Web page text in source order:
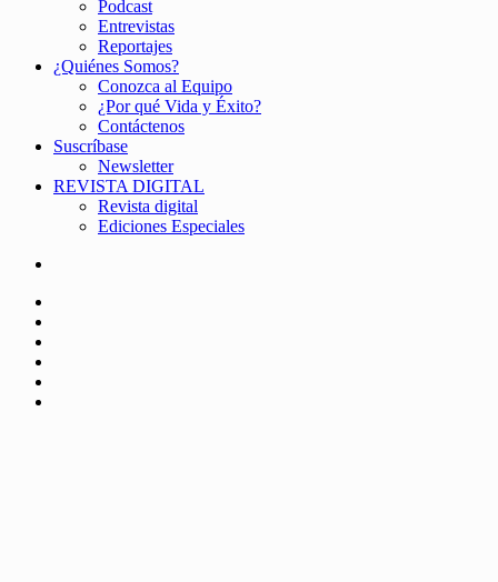
Podcast
Entrevistas
Reportajes
¿Quiénes Somos?
Conozca al Equipo
¿Por qué Vida y Éxito?
Contáctenos
Suscríbase
Newsletter
REVISTA DIGITAL
Revista digital
Ediciones Especiales